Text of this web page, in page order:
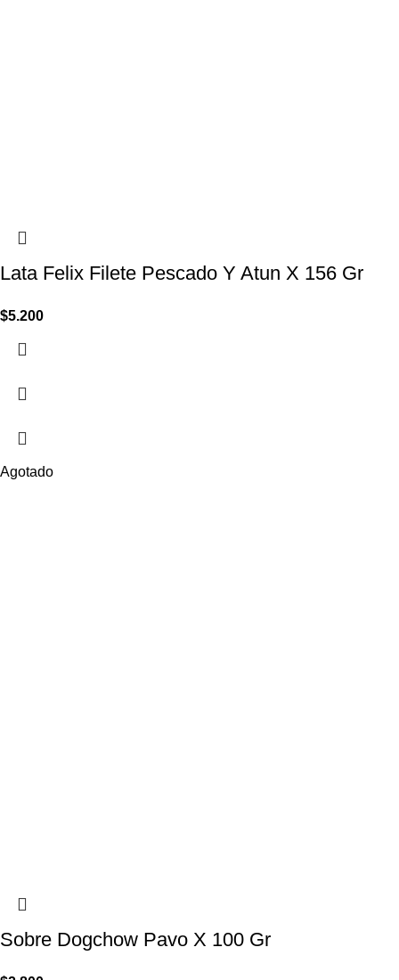
Lata Felix Filete Pescado Y Atun X 156 Gr
$5.200
Agotado
Sobre Dogchow Pavo X 100 Gr